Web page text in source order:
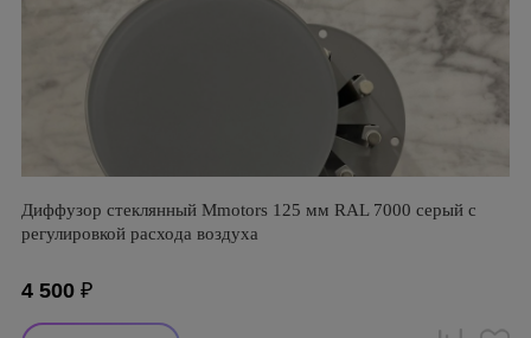
Диффузор стеклянный Mmotors 125 мм RAL 7000 серый с
регулировкой расхода воздуха
4 500 ₽